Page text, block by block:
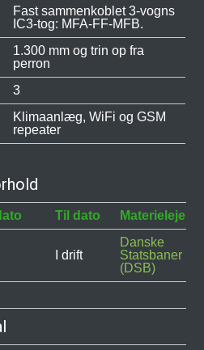
Fast sammenkoblet 3-vogns
IC3-tog: MFA-FF-MFB.
1.300 mm og trin op fra
perron
3
Klimaanlæg, WiFi og GSM
repeater
Til dato Materielejer
I drift
Danske
Statsbaner
(DSB)